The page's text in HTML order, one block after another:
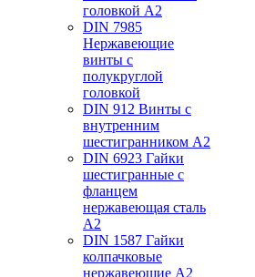
головкой А2
DIN 7985
Нержавеющие
винты с
полукруглой
головкой
DIN 912 Винты с
внутренним
шестигранником А2
DIN 6923 Гайки
шестигранные с
фланцем
нержавеющая сталь
А2
DIN 1587 Гайки
колпачковые
нержавеющие А2